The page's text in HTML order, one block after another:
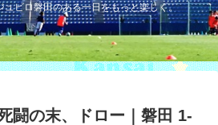
ュビロ磐田のある一日をもっと楽しく。
闘の末、ドロー｜磐田 1-